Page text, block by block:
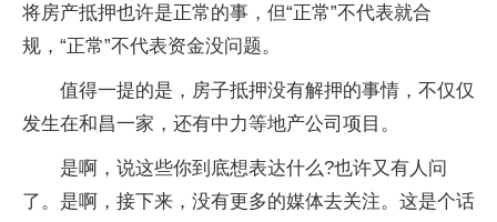
将房产抵押也许是正常的事，但“正常”不代表就合
规，“正常”不代表资金没问题。
值得一提的是，房子抵押没有解押的事情，不仅仅
发生在和昌一家，还有中力等地产公司项目。
是啊，说这些你到底想表达什么?也许又有人问
了。是啊，接下来，没有更多的媒体去关注。这是个话